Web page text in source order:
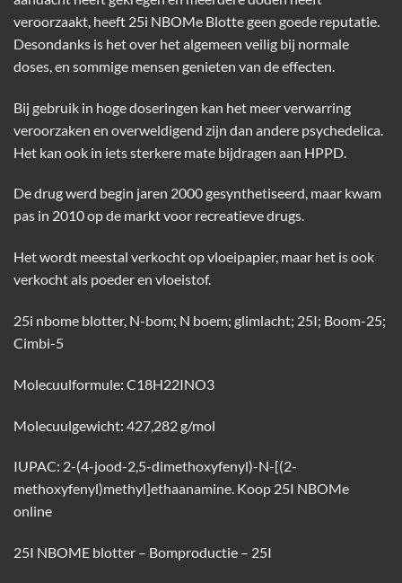
veroorzaakt, heeft 25i NBOMe Blotte geen goede reputatie.
Desondanks is het over het algemeen veilig bij normale
doses, en sommige mensen genieten van de effecten.
Bij gebruik in hoge doseringen kan het meer verwarring
veroorzaken en overweldigend zijn dan andere psychedelica.
Het kan ook in iets sterkere mate bijdragen aan HPPD.
De drug werd begin jaren 2000 gesynthetiseerd, maar kwam
pas in 2010 op de markt voor recreatieve drugs.
Het wordt meestal verkocht op vloeipapier, maar het is ook
verkocht als poeder en vloeistof.
25i nbome blotter, N-bom; N boem; glimlacht; 25I; Boom-25;
Cimbi-5
Molecuulformule: C18H22INO3
Molecuulgewicht: 427,282 g/mol
IUPAC: 2-(4-jood-2,5-dimethoxyfenyl)-N-[(2-
methoxyfenyl)methyl]ethaanamine. Koop 25I NBOMe
online
25I NBOME blotter – Bomproductie – 25I